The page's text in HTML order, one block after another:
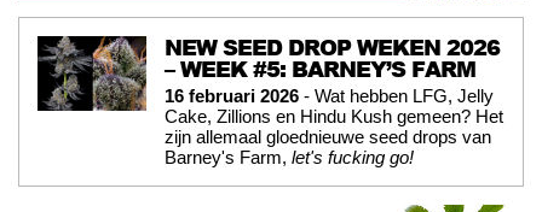
NEW SEED DROP WEKEN 2026
– WEEK #5: BARNEY’S FARM
16 februari 2026 - Wat hebben LFG, Jelly
Cake, Zillions en Hindu Kush gemeen? Het
zijn allemaal gloednieuwe seed drops van
Barney's Farm, let's fucking go!